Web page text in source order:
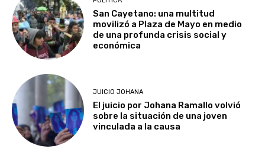
San Cayetano: una multitud
movilizó a Plaza de Mayo en medio
de una profunda crisis social y
económica
JUICIO JOHANA
El juicio por Johana Ramallo volvió
sobre la situación de una joven
vinculada a la causa